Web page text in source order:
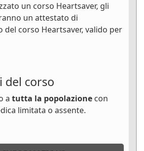
un corso Heartsaver, gli
un attestato di
del corso Heartsaver, valido per
del corso
a tutta la popolazione con
limitata o assente.